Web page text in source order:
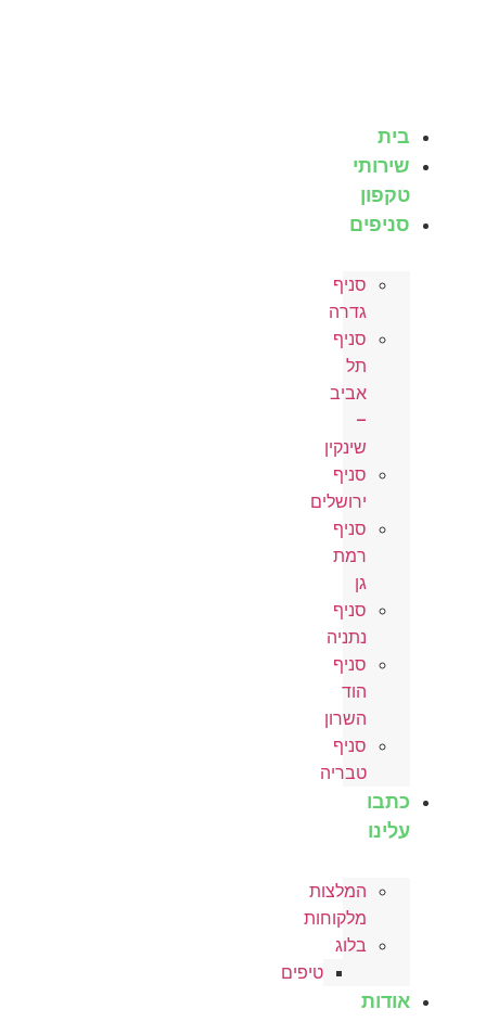
בית
שירותי
טקפון
סניפים
סניף
גדרה
סניף
תל
אביב
–
שינקין
סניף
ירושלים
סניף
רמת
גן
סניף
נתניה
סניף
הוד
השרון
סניף
טבריה
כתבו
עלינו
המלצות
מלקוחות
בלוג
טיפים
אודות